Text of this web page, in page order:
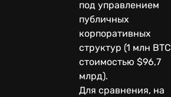
под управлением
публичных
корпоративных
структур (1 млн BTC
стоимостью $96,7
млрд).
Для сравнения, на